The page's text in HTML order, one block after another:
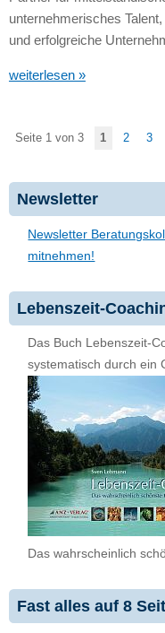
unternehmerisches
und erfolgreiche
weiterlesen »
Seite 1 von 3 1 2 3
Newsletter
Newsletter
mitnehmen!
Lebenszeit-
Das Buch Lebenszeit-
systematisch durch ein
Das wahrscheinlich
Fast alles auf 8